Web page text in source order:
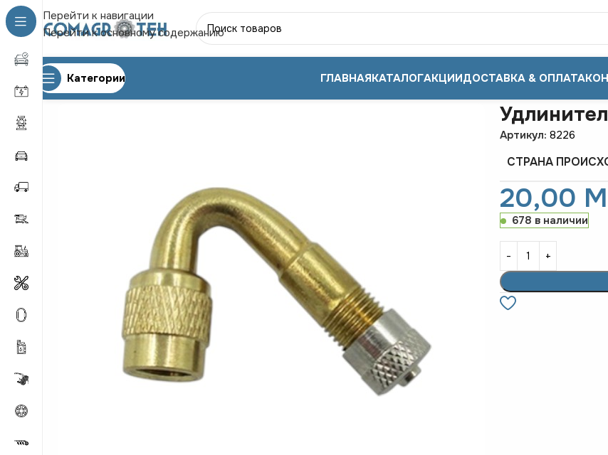
Перейти к навигации
Перейти к основному содержанию
Категории ГЛАВНАЯКАТАЛОГАКЦИИДОСТАВКА & ОПЛАТА
Главная ПРОЧИЕ
Артикул: 8226
СТРАНА
20,00
678 в наличии